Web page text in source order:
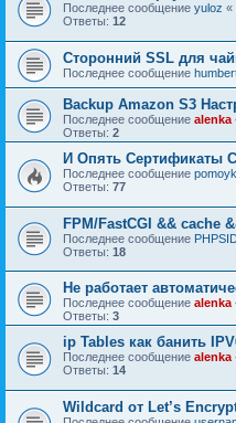
Последнее сообщение yuloz «
Ответы: 12
Сторонний SSL для
Последнее сообщение
Backup Amazon S3
Последнее сообщение alenka
Ответы: 2
И Опять Сертификаты
Последнее сообщение
Ответы: 77
FPM/FastCGI && cache
Последнее сообщение
Ответы: 18
Не работает
Последнее сообщение alenka
Ответы: 3
ip Tables как банить
Последнее сообщение alenka
Ответы: 14
Wildcard от Let’s